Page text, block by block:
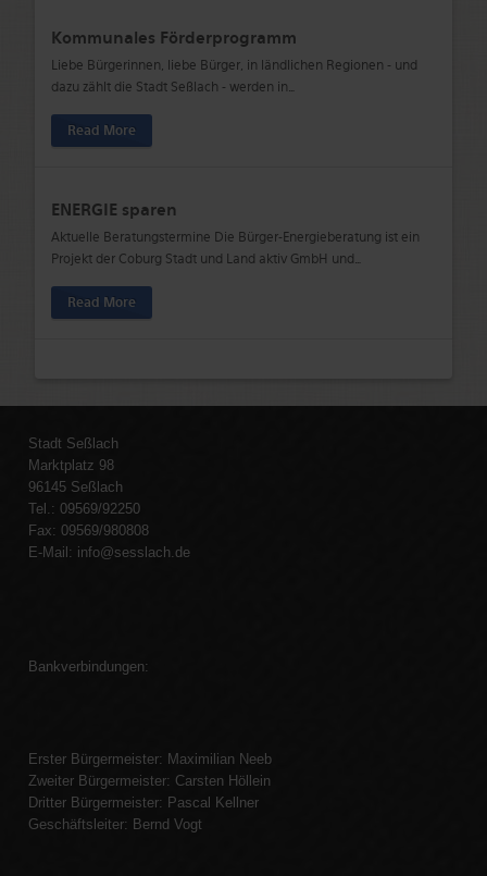
Kommunales Förderprogramm
Liebe Bürgerinnen, liebe Bürger, in ländlichen Regionen - und
dazu zählt die Stadt Seßlach - werden in
Read More
ENERGIE sparen
Aktuelle Beratungstermine Die Bürger-Energieberatung ist ein
Projekt der Coburg Stadt und Land aktiv GmbH und
Read More
Stadt Seßlach
Marktplatz 98
96145 Seßlach
Tel.: 09569/92250
Fax: 09569/980808
E-Mail: info@sesslach.de
Bankverbindungen:
Erster Bürgermeister: Maximilian Neeb
Zweiter Bürgermeister: Carsten Höllein
Dritter Bürgermeister: Pascal Kellner
Geschäftsleiter: Bernd Vogt